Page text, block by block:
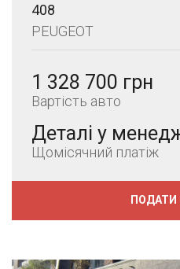
408
PEUGEOT
1 328 700 грн
Вартість авто
Деталі у
Щомісячний платіж
ПОДАТИ